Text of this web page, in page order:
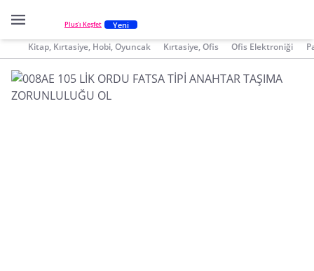
Plus'ı Keşfet Yeni
Kitap, Kırtasiye, Hobi, Oyuncak Kırtasiye, Ofis Ofis Elektroniği